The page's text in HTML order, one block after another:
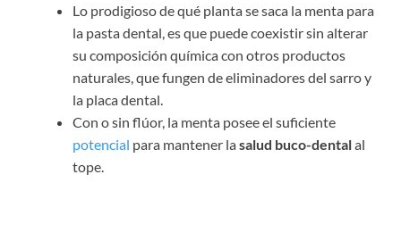
Lo prodigioso de qué planta se saca la menta para
la pasta dental, es que puede coexistir sin alterar
su composición química con otros productos
naturales, que fungen de eliminadores del sarro y
la placa dental.
Con o sin flúor, la menta posee el suficiente
potencial para mantener lasalud buco-dentalal
tope.